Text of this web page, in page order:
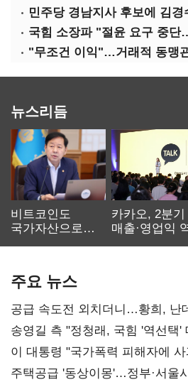
민주당 경남지사 후보에 김
"무조건 이익"…거래적 동맹
뉴스리듬
비트코인도
국가자산으로…'
카카오, 2분기
매출·영업익
주요 뉴스
공급 속도전 외치더니…황희, 난
리모델링' 제안
송영길 측 "정청래, 국힘 '역선택
총선 지휘 못해"
이 대통령 "국가폭력 피해자에
진실 밝혀야"
주택공급 '동상이몽'…정부·서울